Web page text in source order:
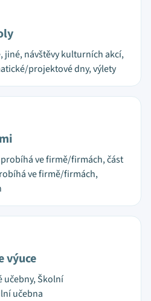
jiné, návštěvy kulturních akcí,
projektové dny, výlety
ve firmě/firmách, část
ve firmě/firmách,
výuce
učebny, Školní
učebna